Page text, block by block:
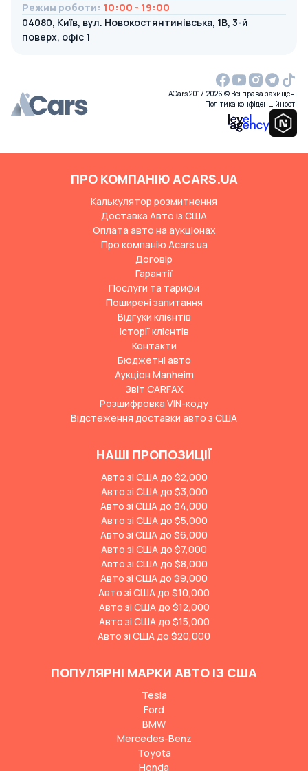
Режим роботи: 10:00 - 19:00
04080, Київ, вул. Новокостянтинівська, 1В, 3-й
поверх, офіс 1
ACars 2017-2026 © Всі права захищені
Політика конфіденційності
ПРО КОМПАНІЮ ACARS.UA
Калькулятор розмитнення
Доставка Авто із США
Оплата авто на аукціонах
Про компанію Acars.ua
Договір
Гарантії
Послуги та тарифи
Поширені запитання
Відгуки клієнтів
Історії клієнтів
Контакти
Бюджетні авто
Аукціон Manheim
Звіт CARFAX
Розшифровка VIN-коду
Відстеження доставки авто з США
НАШІ ПРОПОЗИЦІЇ
Авто зі США до $2,000
Авто зі США до $3,000
Авто зі США до $4,000
Авто зі США до $5,000
Авто зі США до $6,000
Авто зі США до $7,000
Авто зі США до $8,000
Авто зі США до $9,000
Авто зі США до $10,000
Авто зі США до $12,000
Авто зі США до $15,000
Авто зі США до $20,000
ПОПУЛЯРНІ МАРКИ АВТО ІЗ США
Tesla
Ford
BMW
Mercedes-Benz
Toyota
Honda